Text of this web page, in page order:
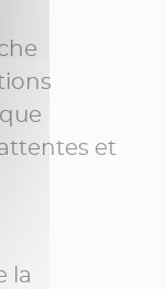
et
la